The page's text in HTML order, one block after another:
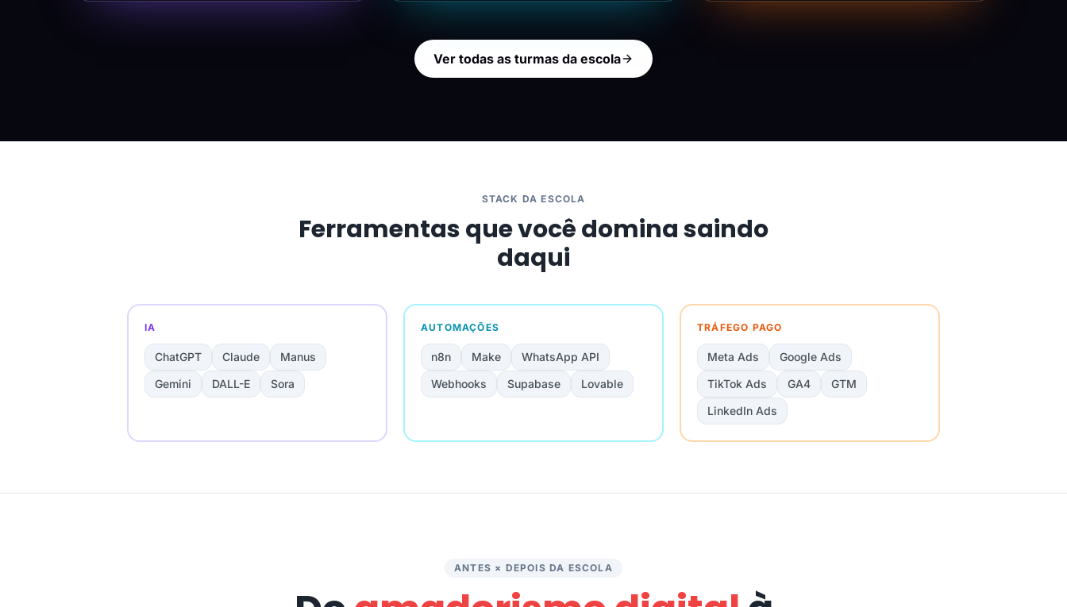
Ver todas as turmas da escola
STACK DA ESCOLA
Ferramentas que você domina saindo
daqui
IA
ChatGPT Claude
Manus
Gemini
DALL-E Sora
AUTOMAÇÕES
n8n Make
WhatsApp API
Webhooks
Supabase Lovable
TRÁFEGO PAGO
Meta Ads
Google Ads
TikTok Ads
GA4
GTM
LinkedIn Ads
ANTES × DEPOIS DA ESCOLA